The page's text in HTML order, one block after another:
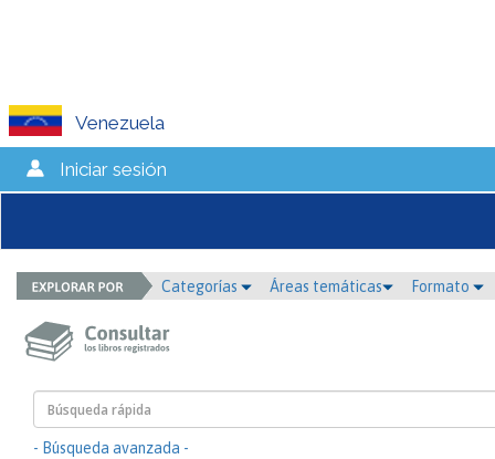
Venezuela
Iniciar sesión
Categorías Áreas temáticas Formato
- Búsqueda avanzada -